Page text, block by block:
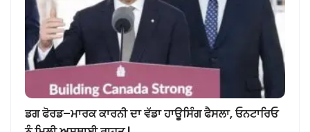
ਡਗ ਫੋਰਡ–ਮਾਰਕ ਕਾਰਨੀ ਦਾ ਵੱਡਾ ਹਾਊਸਿੰਗ ਫੈਸਲਾ, ਓਨਟਾਰਿਓ